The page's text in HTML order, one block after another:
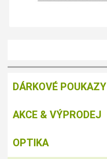
DÁRKOVÉ POUKAZY
AKCE & VÝPRODEJ
OPTIKA